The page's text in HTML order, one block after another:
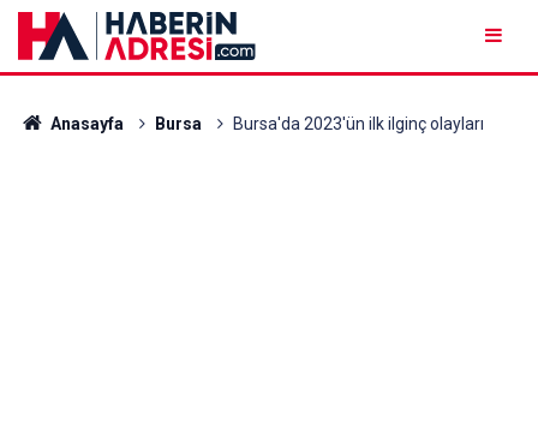
Anasayfa Bursa Bursa'da 2023'ün ilk ilginç olayları